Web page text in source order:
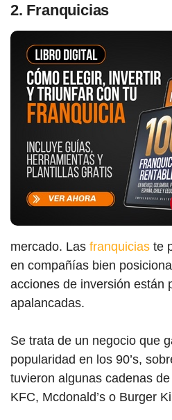
2. Franquicias
mercado. Las franquicias te
en compañías bien
acciones de inversión están
apalancadas.
Se trata de un negocio que
popularidad en los 90’s,
tuvieron algunas cadenas
KFC, Mcdonald’s o Burger